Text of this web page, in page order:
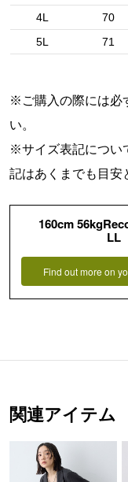
4L
70
5L
71
※ご購入の際には必
い。
※サイズ表記につい
記はあくまでも目安
160cm
LL
Find out more on
関連アイテム